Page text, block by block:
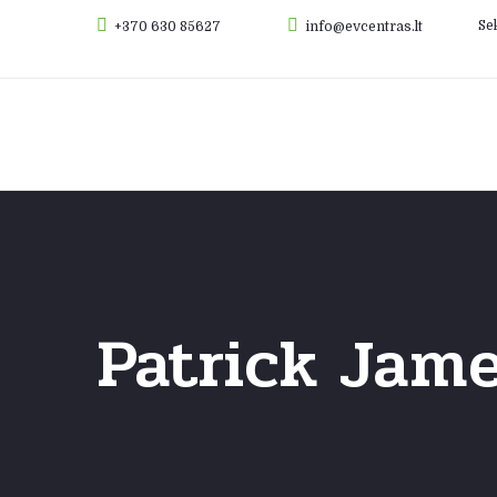
+370 630 85627 info@evcentras.lt
Patrick